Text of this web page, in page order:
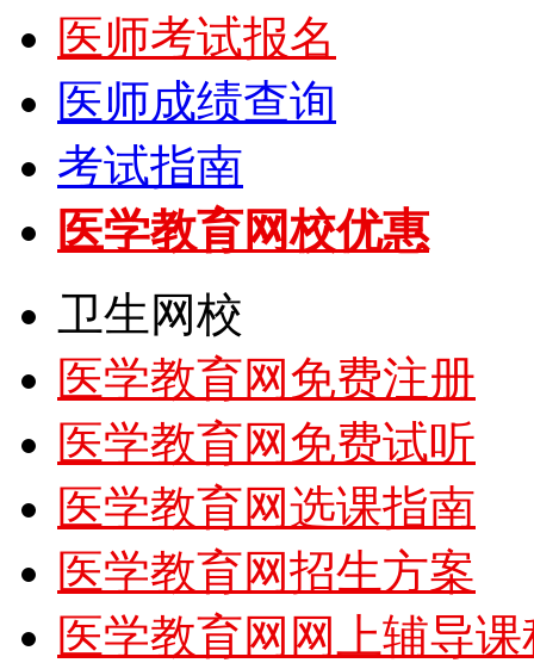
医师考试报名
医师成绩查询
考试指南
医学教育网校优惠
卫生网校
医学教育网免费注册
医学教育网免费试听
医学教育网选课指南
医学教育网招生方案
医学教育网网上辅导